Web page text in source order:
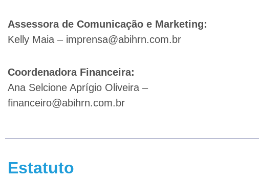
Assessora de Comunicação e Marketing:
Kelly Maia – imprensa@abihrn.com.br
Coordenadora Financeira:
Ana Selcione Aprígio Oliveira –
financeiro@abihrn.com.br
Estatuto